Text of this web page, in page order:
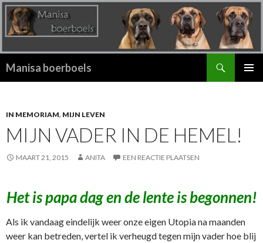
Manisa boerboels
IN MEMORIAM, MIJN LEVEN
MIJN VADER IN DE HEMEL!
MAART 21, 2015 ANITA EEN REACTIE PLAATSEN
Het is papa dag en de lente is begonnen!
Als ik vandaag eindelijk weer onze eigen Utopia na maanden
weer kan betreden, vertel ik verheugd tegen mijn vader hoe blij